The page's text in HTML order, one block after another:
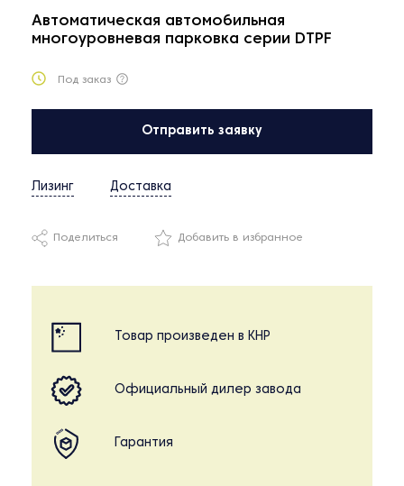
Автоматическая автомобильная
многоуровневая парковка серии DTPF
Под заказ
Отправить заявку
Лизинг Доставка
Поделиться Добавить в избранное
Товар произведен в КНР
Официальный дилер завода
Гарантия